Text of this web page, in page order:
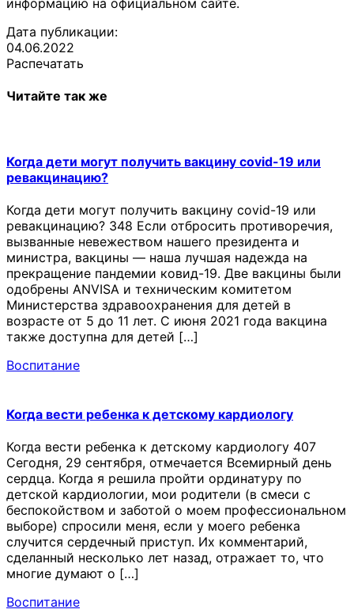
информацию на официальном сайте.
Дата публикации:
04.06.2022
Распечатать
Читайте так же
Когда дети могут получить вакцину covid-19 или
ревакцинацию?
Когда дети могут получить вакцину covid-19 или
ревакцинацию? 348 Если отбросить противоречия,
вызванные невежеством нашего президента и
министра, вакцины — наша лучшая надежда на
прекращение пандемии ковид-19. Две вакцины были
одобрены ANVISA и техническим комитетом
Министерства здравоохранения для детей в
возрасте от 5 до 11 лет. С июня 2021 года вакцина
также доступна для детей […]
Воспитание
Когда вести ребенка к детскому кардиологу
Когда вести ребенка к детскому кардиологу 407
Сегодня, 29 сентября, отмечается Всемирный день
сердца. Когда я решила пройти ординатуру по
детской кардиологии, мои родители (в смеси с
беспокойством и заботой о моем профессиональном
выборе) спросили меня, если у моего ребенка
случится сердечный приступ. Их комментарий,
сделанный несколько лет назад, отражает то, что
многие думают о […]
Воспитание